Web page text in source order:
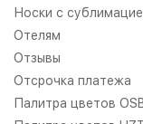
Носки с
Отелям
Отзывы
Отсрочка платежа
Палитра цветов